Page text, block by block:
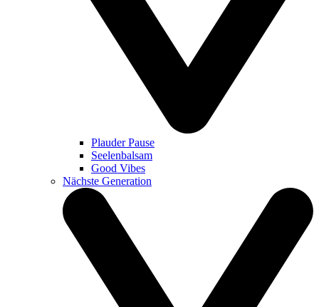
Plauder Pause
Seelenbalsam
Good Vibes
Nächste Generation